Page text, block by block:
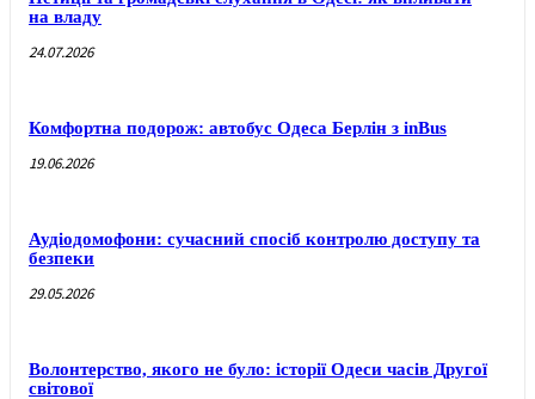
на владу
24.07.2026
Комфортна подорож: автобус Одеса Берлін з inBus
19.06.2026
Аудіодомофони: сучасний спосіб контролю доступу та
безпеки
29.05.2026
Волонтерство, якого не було: історії Одеси часів Другої
світової